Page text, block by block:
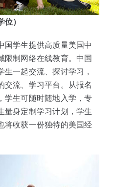
）
国学生提供高质量美国中
限制网络在线教育。中国
一起交流、探讨学习，
交流、学习平台。从报名
学生可随时随地入学，专
量身定制学习计划，学生
将收获一份独特的美国经